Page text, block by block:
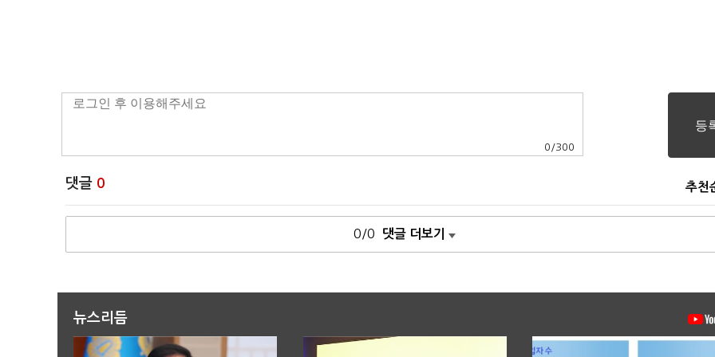
0 /300
댓글 0 추천
0/0 댓글 더보기
뉴스리듬